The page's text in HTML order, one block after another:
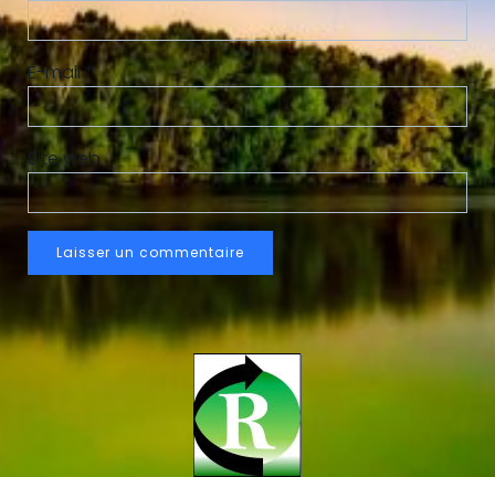
E-mail*
Site web